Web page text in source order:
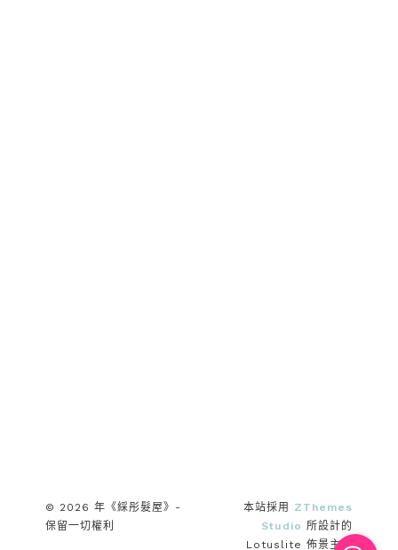
© 2026 年《綵彤髮屋》-
保留一切權利
本站採用 ZThemes
Studio 所設計的
Lotuslite 佈景主題